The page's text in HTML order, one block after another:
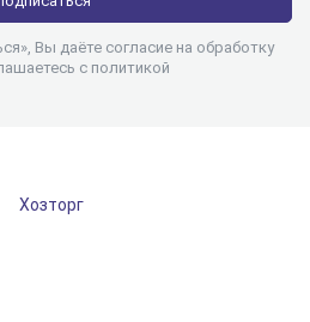
Вы даёте согласие на обработку
с политикой